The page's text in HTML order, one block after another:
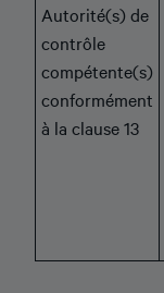
Autorité(s) de
contrôle
compétente(s)
conformément
à la clause 13